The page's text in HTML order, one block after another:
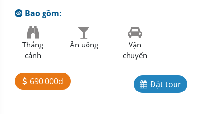
Bao gồm:
Thắng
cảnh
Ăn uống
Vận
chuyển
690.000đ Đặt tour